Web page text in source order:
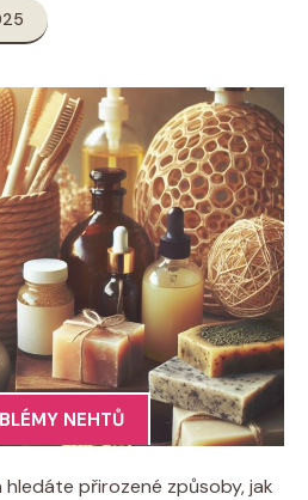
NEHTŮ
hledáte přirozené způsoby, jak